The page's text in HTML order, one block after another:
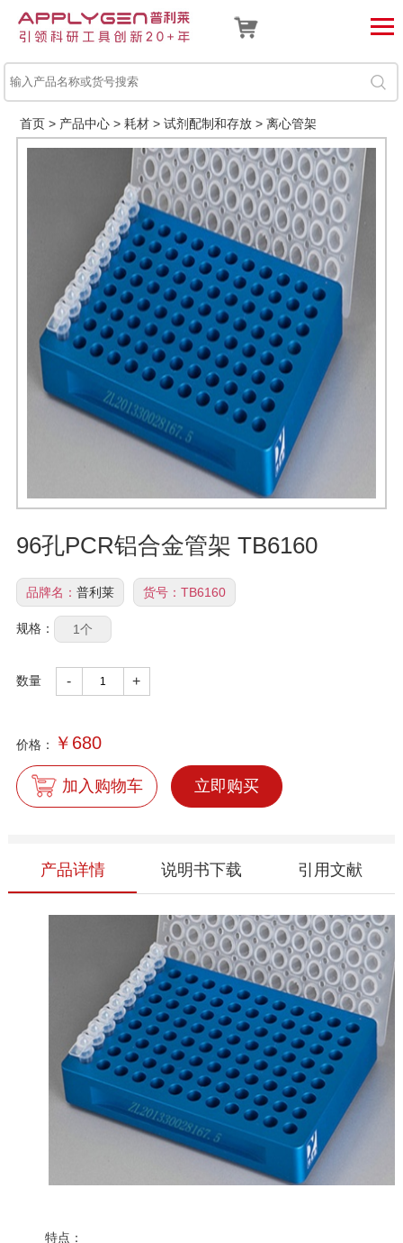
首页> 产品中心> 耗材> 试剂配制和存放> 离心管架
96孔PCR铝合金管架 TB6160
品牌名： 普利莱 货号： TB6160
规格： 1个
数量 - +
价格： ￥ 680
加入购物车 立即购买
产品详情 说明书下载 引用文献
特点：